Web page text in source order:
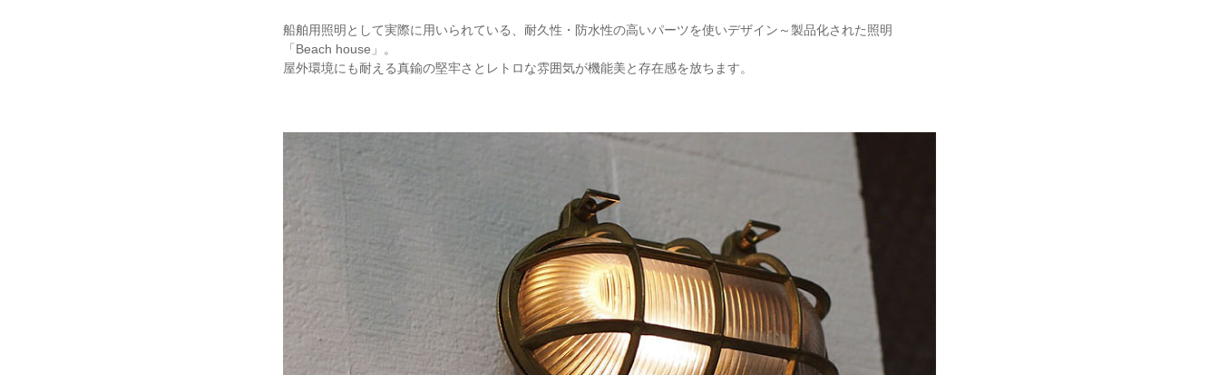
船舶用照明として実際に用いられている、耐久性・防水性の高いパーツを使いデザイン～製品化された照明
「Beach house」。
屋外環境にも耐える真鍮の堅牢さとレトロな雰囲気が機能美と存在感を放ちます。